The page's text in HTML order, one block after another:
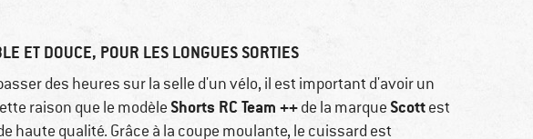
ET DOUCE, POUR LES LONGUES SORTIES
des heures sur la selle d'un vélo, il est important d'avoir un
raison que le modèleShorts RC Team ++de la marqueScottest
haute qualité. Grâce à la coupe moulante, le cuissard est